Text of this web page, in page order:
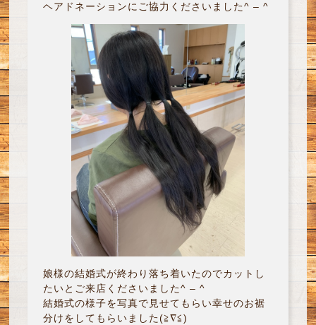
ヘアドネーションにご協力くださいました^ – ^
娘様の結婚式が終わり落ち着いたのでカットし
たいとご来店くださいました^ – ^
結婚式の様子を写真で見せてもらい幸せのお裾
分けをしてもらいました(≧∇≦)